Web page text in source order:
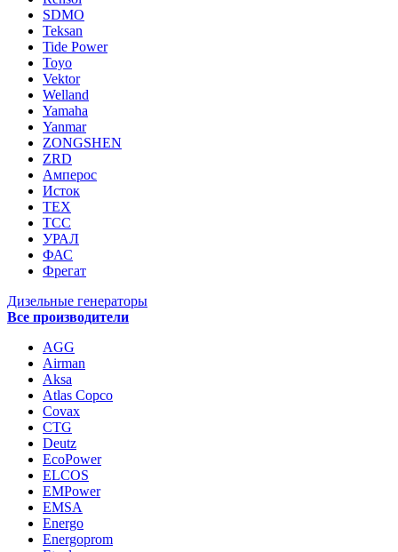
SDMO
Teksan
Tide Power
Toyo
Vektor
Welland
Yamaha
Yanmar
ZONGSHEN
ZRD
Амперос
Исток
ТЕХ
ТСС
УРАЛ
ФАС
Фрегат
Дизельные генераторы
Все производители
AGG
Airman
Aksa
Atlas Copco
Covax
CTG
Deutz
EcoPower
ELCOS
EMPower
EMSA
Energo
Energoprom